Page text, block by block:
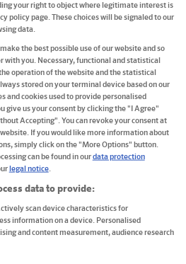
auf
ca. 1000 Wörtern thematisch sortiert
your right to object where legitimate interest is
policy page. These choices will be signaled to our
data.
the best possible use of our website and so
with you. Necessary, functional and statistical
operation of the website and the statistical
stored on your terminal device based on our
and cookies used to provide personalised
give us your consent by clicking the "I Agree"
Accepting". You can revoke your consent at
If you would like more information about
simply click on the "More Options" button.
can be found in ourdata protection
legal notice.
data to provide:
scan device characteristics for
information on a device. Personalised
and content measurement, audience research